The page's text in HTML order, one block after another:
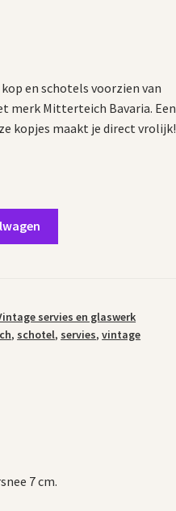
en schotels voorzien van
merk Mitterteich Bavaria. Een
kopjes maakt je direct vrolijk!
servies en glaswerk
, schotel, servies,vintage
7 cm.